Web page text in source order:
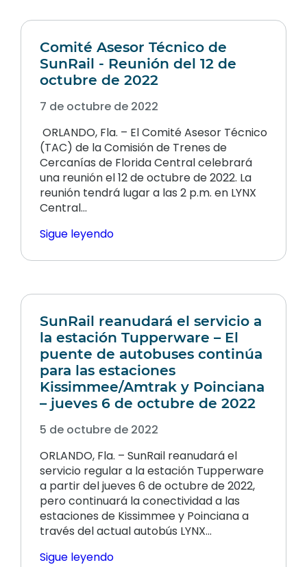
Comité Asesor Técnico de
SunRail - Reunión del 12 de
octubre de 2022
7 de octubre de 2022
ORLANDO, Fla. – El Comité Asesor Técnico
(TAC) de la Comisión de Trenes de
Cercanías de Florida Central celebrará
una reunión el 12 de octubre de 2022. La
reunión tendrá lugar a las 2 p.m. en LYNX
Central…
Sigue leyendo
SunRail reanudará el servicio a
la estación Tupperware – El
puente de autobuses continúa
para las estaciones
Kissimmee/Amtrak y Poinciana
– jueves 6 de octubre de 2022
5 de octubre de 2022
ORLANDO, Fla. – SunRail reanudará el
servicio regular a la estación Tupperware
a partir del jueves 6 de octubre de 2022,
pero continuará la conectividad a las
estaciones de Kissimmee y Poinciana a
través del actual autobús LYNX...
Sigue leyendo